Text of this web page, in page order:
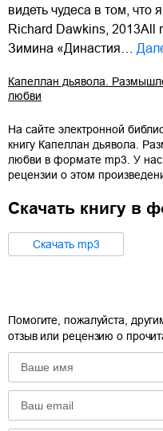
видеть чудеса в том, что
Richard Dawkins,
Зимина «Династия…
Капеллан дьявола.
любви
На сайте электронной
книгу Капеллан дьявола.
любви в формате mp3 . У
рецензии о этом
Скачать книгу в
Cкачать mp3
Помогите, пожалуйста,
отзыв или рецензию о